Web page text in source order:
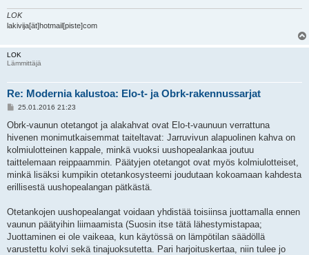
LOK
lakivija[ät]hotmail[piste]com
LOK
Lämmittäjä
Re: Modernia kalustoa: Elo-t- ja Obrk-rakennussarjat
V
e
t
i
25.01.2016 21:23
Obrk-vaunun otetangot ja alakahvat ovat Elo-t-vaunuun verrattuna
hivenen monimutkaisemmat taiteltavat: Jarruvivun alapuolinen kahva on
kolmiulotteinen kappale, minkä vuoksi uushopealankaa joutuu
taittelemaan reippaammin. Päätyjen otetangot ovat myös kolmiulotteiset,
minkä lisäksi kumpikin otetankosysteemi joudutaan kokoamaan kahdesta
erillisestä uushopealangan pätkästä.
Otetankojen uushopealangat voidaan yhdistää toisiinsa juottamalla ennen
vaunun päätyihin liimaamista (Suosin itse tätä lähestymistapaa;
Juottaminen ei ole vaikeaa, kun käytössä on lämpötilan säädöllä
varustettu kolvi sekä tinajuoksutetta. Pari harjoituskertaa, niin tulee jo